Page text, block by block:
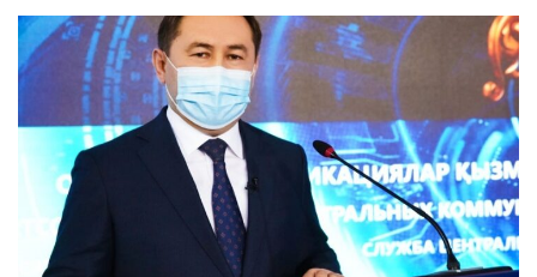
at
A
p
p
c
e
b
o
k
tt
er
n
o
kl
a
ss
e
gr
m
.R
u
er п
р
в
и
т
ь